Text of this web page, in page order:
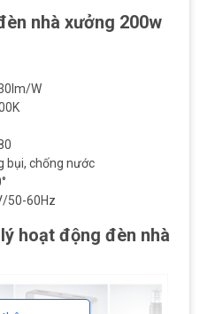
nhà xưởng 200w
W
bụi, chống nước
50-60Hz
hoạt động đèn nhà